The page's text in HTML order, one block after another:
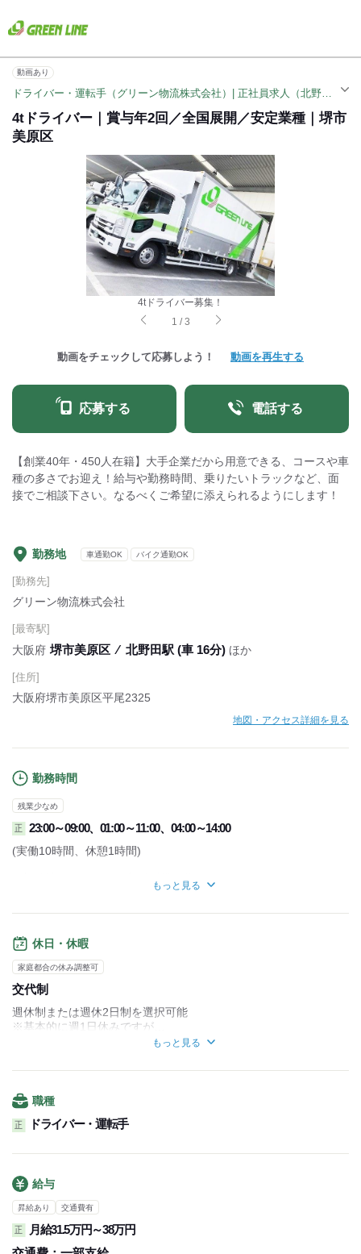
動画あり
ドライバー・運転手（グリーン物流株式会社）| 正社員求人（北野田駅）
4tドライバー｜賞与年2回／全国展開／安定業種｜堺市
美原区
4tドライバー募集！
1 /3
動画をチェックして応募しよう！ 動画を再生する
応募する 電話する
【創業40年・450人在籍】大手企業だから用意できる、コースや車
種の多さでお迎え！給与や勤務時間、乗りたいトラックなど、面
接でご相談下さい。なるべくご希望に添えられるようにします！
勤務地 車通勤OK バイク通勤OK
[勤務先]
グリーン物流株式会社
[最寄駅]
大阪府 堺市美原区 ⁄ 北野田駅 (車 16分) ほか
[住所]
大阪府堺市美原区平尾2325
地図・アクセス詳細を見る
勤務時間
残業少なめ
正 23:00～09:00、01:00～11:00、04:00～14:00
(実働10時間、休憩1時間)
◎勤務地/コースにより勤務時間は異なる
※配送コース決定後は勤務時間固定
◎出勤時間＝トラックが置いてある車庫への出勤時間
もっと見る
休日・休暇
家庭都合の休み調整可
交代制
週休制または週休2日制を選択可能
※基本的に週1日休みですが…
◎ガッチリ稼ぎたい方 → 週1日休み
もっと見る
職種
正 ドライバー・運転手
給与
昇給あり 交通費有
正
月給31.5万円～38万円